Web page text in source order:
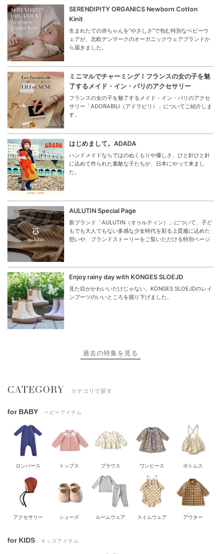
SERENDIPITY ORGANICS Newborn Cotton
Kinit
生まれたての赤ちゃんを“やさしさ”で包む特別なベビーウ
ェアが、北欧デンマークのオーガニックウェアブランドか
ら届きました。
ミニマルでチャーミング！フランスの女の子を魅
了するメイド・イン・パリのアクセサリー
フランスの女の子を魅了するメイド・イン・パリのアクセ
サリー「ADORABILI（アドラビリ）」についてご紹介しま
す。
はじめまして。ADADA
ハンドメイドならではのぬくもりや優しさ、ひと針ひと針
に込めて作られた素敵な子たちが、日本にやって来まし
た。
AULUTIN Special Page
新ブランド「AULUTIN（オゥルティン）」について、子ど
もでも大人でもない多感な少女時代を彩る上質服に込めた
想いや、ブランドストーリーをご覧いただける特別ページ
Enjoy rainy day with KONGES SLOEJD
見た目がかわいいだけじゃない。KONGES SLOEJDのレイ
ンブーツのいいところを掘り下げました。
過去の特集を見る
CATEGORY カテゴリで探す
for BABY ベビーアイテム
ロンパース トップス ブラウス ワンピース ボトムス
アクセサリー シューズ ルームウェア スイムウェア アウター
for KIDS キッズアイテム